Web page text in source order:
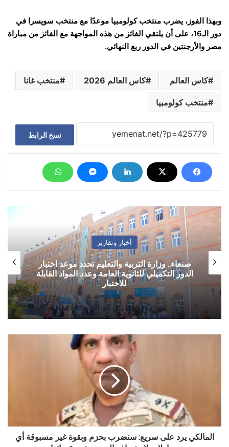
وبهذا الفوز، يضرب منتخب كولومبيا موعدًا مع منتخب سويسرا في
دور الـ16، على أن يلتقي الفائز من هذه المواجهة مع الفائز من مباراة
مصر والأرجنتين في الدور ربع النهائي.
كاس العالم كاس العالم 2026 منتخب غانا
منتخب كولومبيا
نسخ الرابط
أخبار وتقارير
صنعاء.. وزارة التربية والتعليم تحدد موعد اختبار
الدور التكميلي للثانوية العامة وعدد المواد القابلة
للاختبار
مسبوقة
المالكي يرد على سريع: سنضرب بحزم وبقوة غير مسبوقة أي